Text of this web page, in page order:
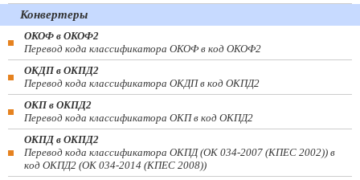
Конвертеры
ОКОФ в ОКОФ2
Перевод кода классификатора ОКОФ в код ОКОФ2
ОКДП в ОКПД2
Перевод кода классификатора ОКДП в код ОКПД2
ОКП в ОКПД2
Перевод кода классификатора ОКП в код ОКПД2
ОКПД в ОКПД2
Перевод кода классификатора ОКПД (ОК 034-2007 (КПЕС 2002)) в
код ОКПД2 (ОК 034-2014 (КПЕС 2008))